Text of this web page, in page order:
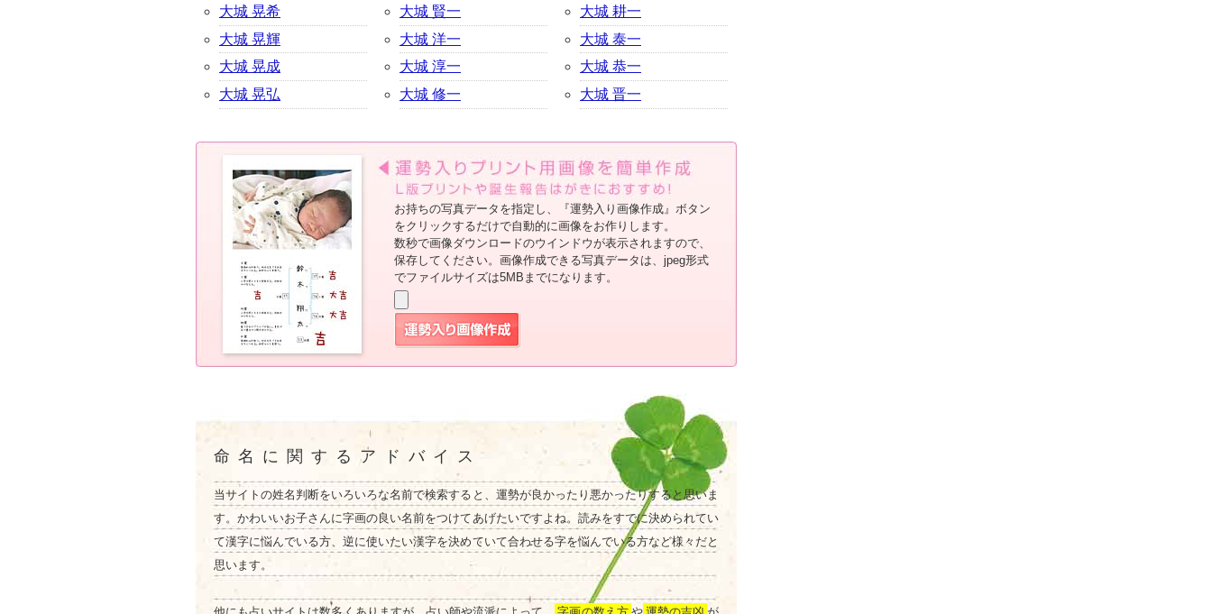
大城 晃希
大城 晃輝
大城 晃成
大城 晃弘
大城 賢一
大城 洋一
大城 淳一
大城 修一
大城 耕一
大城 泰一
大城 恭一
大城 晋一
お持ちの写真データを指定し、『運勢入り画像作成』ボタン
をクリックするだけで自動的に画像をお作りします。
数秒で画像ダウンロードのウインドウが表示されますので、
保存してください。画像作成できる写真データは、jpeg形式
でファイルサイズは5MBまでになります。
命名に関するアドバイス
当サイトの姓名判断をいろいろな名前で検索すると、運勢が良かったり悪かったりすると思いま
す。かわいいお子さんに字画の良い名前をつけてあげたいですよね。読みをすでに決められてい
て漢字に悩んでいる方、逆に使いたい漢字を決めていて合わせる字を悩んでいる方など様々だと
思います。